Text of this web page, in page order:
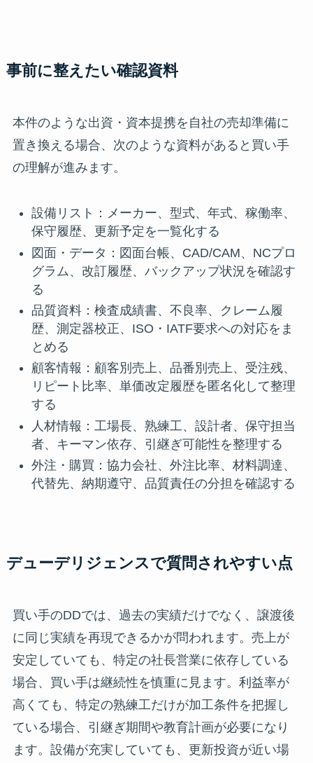
事前に整えたい確認資料
本件のような出資・資本提携を自社の売却準備に
置き換える場合、次のような資料があると買い手
の理解が進みます。
設備リスト：メーカー、型式、年式、稼働率、
保守履歴、更新予定を一覧化する
図面・データ：図面台帳、CAD/CAM、NCプロ
グラム、改訂履歴、バックアップ状況を確認す
る
品質資料：検査成績書、不良率、クレーム履
歴、測定器校正、ISO・IATF要求への対応をま
とめる
顧客情報：顧客別売上、品番別売上、受注残、
リピート比率、単価改定履歴を匿名化して整理
する
人材情報：工場長、熟練工、設計者、保守担当
者、キーマン依存、引継ぎ可能性を整理する
外注・購買：協力会社、外注比率、材料調達、
代替先、納期遵守、品質責任の分担を確認する
デューデリジェンスで質問されやすい点
買い手のDDでは、過去の実績だけでなく、譲渡後
に同じ実績を再現できるかが問われます。売上が
安定していても、特定の社長営業に依存している
場合、買い手は継続性を慎重に見ます。利益率が
高くても、特定の熟練工だけが加工条件を把握し
ている場合、引継ぎ期間や教育計画が必要になり
ます。設備が充実していても、更新投資が近い場